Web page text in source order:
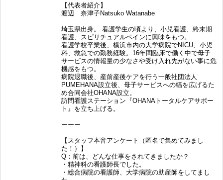
【代表者紹介】
渡辺 奈津子Natsuko Watanabe
埼玉県出身。 看護学生の頃より、小児看護、終末期
看護、スピリチュアルペインに興味をもつ。
看護学校卒業後、横浜市内の大学病院でNICU、小児
科、救急での勤務経験。16年間臨床で働く中で母子
サービスの情報量の少なさや受け入れ先がない事に危
機感をもつ。
病院退職後、産前産後ケアを行う一般社団法人
PUMEHANA設立後、母子サービスへの幅を広げるた
め合同会社OHANA設立。
訪問看護ステーション『OHANAトータルケアサポー
ト』を立ち上げる。
ーーー
【スタッフ本音アンケート（匿名で集めてみまし
た！）】
Q：前は、どんな仕事をされてきましたか？
・精神科の看護師長でした。
・総合病院の看護師、大学病院の助産師をしてまし